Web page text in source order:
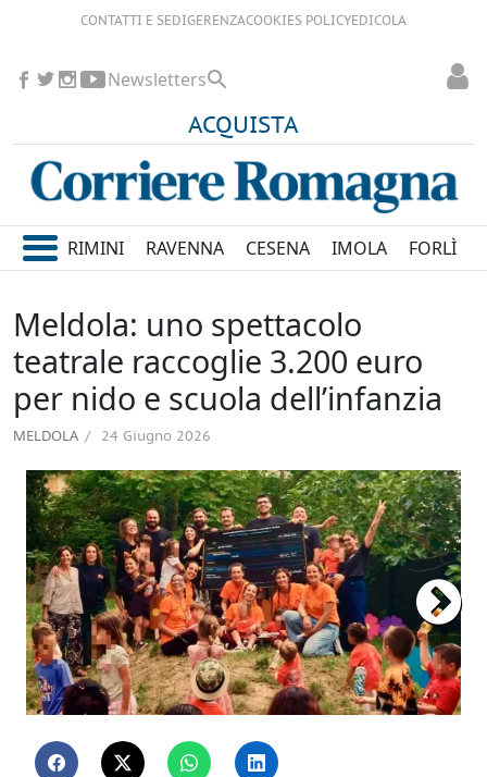
CONTATTI E SEDIGERENZACOOKIES POLICYEDICOLA
ACQUISTA
Newsletters
RIMINI RAVENNA CESENA IMOLA FORLÌ
Meldola: uno spettacolo
teatrale raccoglie 3.200 euro
per nido e scuola dell’infanzia
MELDOLA 24 Giugno 2026